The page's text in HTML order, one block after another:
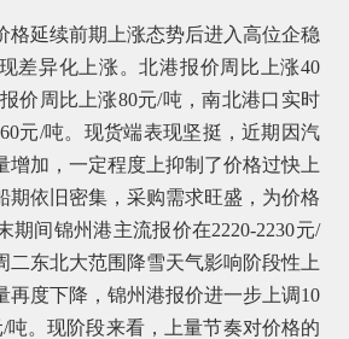
延续前期上涨态势后进入高位企稳
差异化上涨。北港报价周比上涨40
价周比上涨80元/吨，南北港口实时
元/吨。现货端表现坚挺，近期因汽
增加，一定程度上抑制了价格过快上
期依旧密集，采购需求旺盛，为价格
期间锦州港主流报价在2220-2230元/
二东北大范围降雪天气影响阶段性上
再度下降，锦州港报价进一步上调10
/吨。现阶段来看，上量节奏对价格的